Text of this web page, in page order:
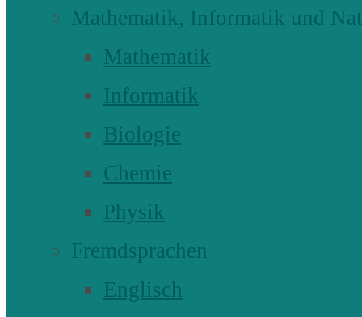
Mathematik, Informatik und
Mathematik
Informatik
Biologie
Chemie
Physik
Fremdsprachen
Englisch